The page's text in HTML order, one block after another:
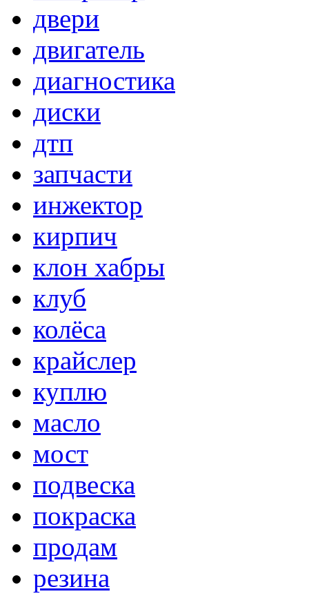
двери
двигатель
диагностика
диски
дтп
запчасти
инжектор
кирпич
клон хабры
клуб
колёса
крайслер
куплю
масло
мост
подвеска
покраска
продам
резина